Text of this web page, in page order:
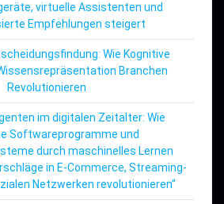
virtuelle Assistenten und
Empfehlungen steigert
Wie Kognitive
Branchen
Revolutionieren
im digitalen Zeitalter: Wie
Softwareprogramme und
durch maschinelles Lernen
in E-Commerce, Streaming-
Netzwerken revolutionieren“